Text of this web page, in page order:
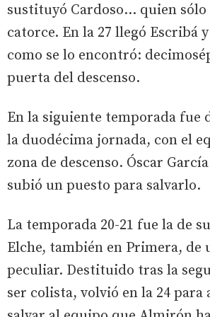
sustituyó Cardoso... quien sólo
catorce. En la 27 llegó Escribá
como se lo encontró:
puerta del descenso.
En la siguiente temporada fue
la duodécima jornada, con el
zona de descenso. Óscar
subió un puesto para salvarlo.
La temporada 20-21 fue la de
Elche, también en Primera, de
peculiar. Destituido tras la
ser colista, volvió en la 24 para